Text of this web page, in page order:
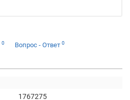
0 Вопрос - Ответ 0
1767275